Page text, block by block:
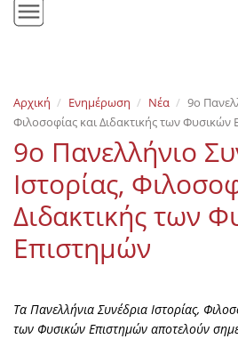
Εκδόσεις
Επικοινωνία
Αρχική Ενημέρωση Νέα
9ο
Φιλοσοφίας και Διδακτικής των Φυσικών
9ο Πανελλήνιο
Ιστορίας,
Διδακτικής των
Επιστημών
Τα Πανελλήνια Συνέδρια Ιστορίας,
των Φυσικών Επιστημών αποτελούν